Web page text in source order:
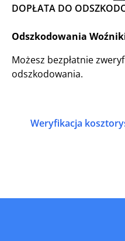
DOPŁATA DO
Odszkodowania
Możesz bezpłatnie
odszkodowania.
Weryfikacja